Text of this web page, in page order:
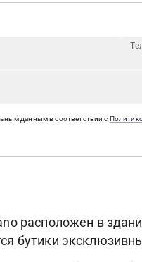
данным в соответствии с
расположен в
бутики